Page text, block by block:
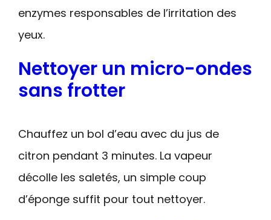
enzymes responsables de l’irritation des
yeux.
Nettoyer un micro-ondes
sans frotter
Chauffez un bol d’eau avec du jus de
citron pendant 3 minutes. La vapeur
décolle les saletés, un simple coup
d’éponge suffit pour tout nettoyer.